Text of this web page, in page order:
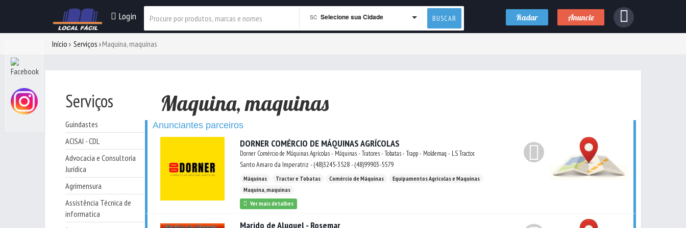
Login SC Selecione sua Cidade BUSCAR Radar Anuncie
Início Serviços Maquina, maquinas
Serviços
Guindastes
ACISAI - CDL
Advocacia e Consultoria
Jurídica
Agrimensura
Assistência Técnica de
informatica
Maquina, maquinas
Anunciantes parceiros
DORNER COMÉRCIO DE MÁQUINAS AGRÍCOLAS
Dorner Comércio de Máquinas Agrícolas - Máquinas - Tratores - Tobatas - Trapp - Moldemaq - LS Tractor.
Santo Amaro da Imperatriz - (48)3245-3528 - (48)99903-5579
Máquinas Tractor e Tobatas Comércio de Máquinas
Equipamentos Agrícolas e Maquinas
Maquina, maquinas
Ver mais detalhes
Marido de Aluguel - Rosemar